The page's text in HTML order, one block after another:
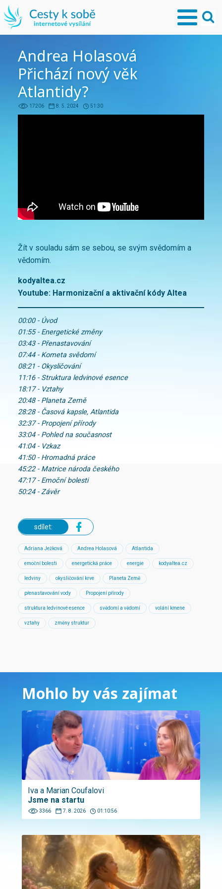
Andrea Holasová
Přichází nový věk
Atlantidy?
17206 8. 5. 2024 51:30
Žít v souladu sám se sebou, se svým svědomím a
vědomím.
kodyaltea.cz
Youtube: Harmonizační a aktivační kódy Altea
00:00 - Úvod
01:55 - Energetické změny
03:43 - Přenastavování
07:44 - Kometa svědomí
08:21 - Okysličování
11:16 - Struktura ledvinové esence
18:17 - Vztahy
20:48 - Planeta Země
28:28 - Časová kapsle, Atlantida
32:37 - Propojení přírody
33:04 - Pohled na současnost
41:04 - Vzkaz
41:50 - Hromadná práce
45:22 - Matrice národa českého
47:17 - Emoční bolesti
50:24 - Závěr
sdílet:
Adriana Ježková Andrea Holasová Atlantida
emoční bolesti energetická práce energie kodyaltea.cz
ledviny okysličování krve Planeta Země
přenastavování vody Propojení přírody
struktura ledvinové esence svědomí a vědomí volání kmene
vztahy změny struktur
Mohlo by vás zajímat
Iva a Marian Coufalovi
Jsme na startu
3366 7. 8. 2026 01:10:56